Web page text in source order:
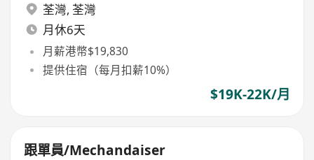
荃灣, 荃灣
月休6天
月薪港幣$19,830
提供住宿（每月扣薪10%）
$19K-22K/月
跟單員/Mechandaiser